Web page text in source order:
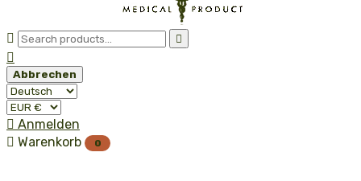
 

Abbrechen
 Anmelden
 Warenkorb 0